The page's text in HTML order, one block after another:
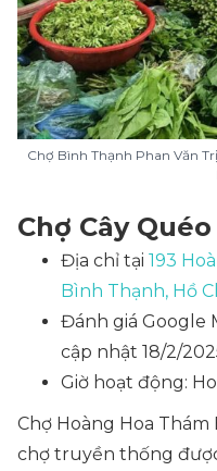
Chợ Bình Thạnh Phan Văn
Chợ Cây Quéo
Địa chỉ tại 193
Bình Thạnh, Hồ
Đánh giá Google
cập nhật 18/2/
Giờ hoạt động:
Chợ Hoàng Hoa
chợ truyền thống